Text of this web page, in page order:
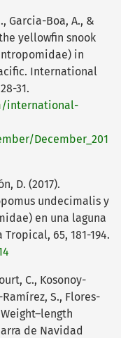
Garcia-Boa, A., &
yellowfin snook
in
International
31.
international-
December_201
D. (2017).
undecimalis y
en una laguna
65, 181-194.
C., Kosonoy-
S., Flores-
de Navidad